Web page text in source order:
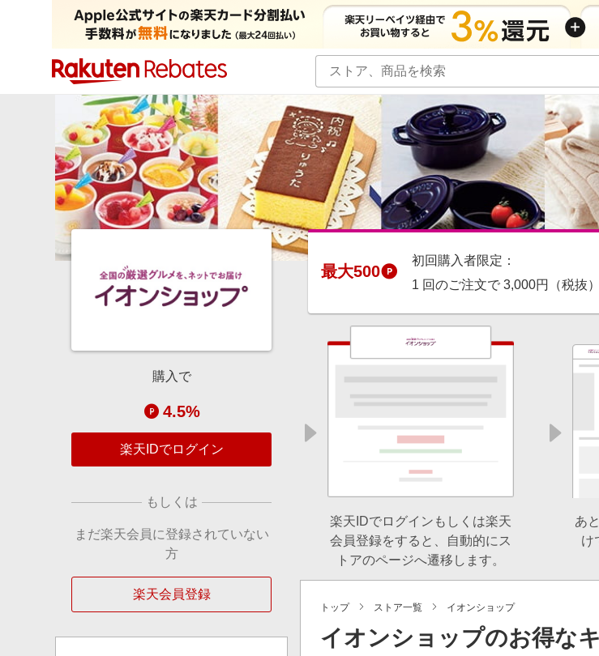
カテゴリー一覧 イベント一覧 ショッピング
購入で
4.5%
楽天IDでログイン
もしくは
まだ楽天会員に登録されていない
方
楽天会員登録
最大500
初回購入者限定：
1 回のご注文で 3,000円（税
楽天IDでログインもしくは楽天
会員登録をすると、自動的にス
トアのページへ遷移します。
あ
け
トップ ストア一覧 イオンショップ
イオンショップのお得な